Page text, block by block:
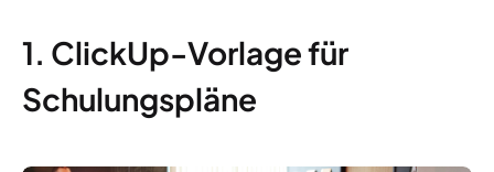
1. ClickUp-Vorlage für
Schulungspläne